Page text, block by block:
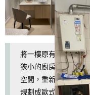
將一樓原有
狹小的廚房
空間，重新
規劃成歐式